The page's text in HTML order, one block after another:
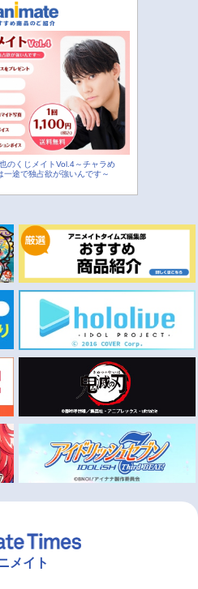
のくじメイトVol.4～チャラめ
一途で独占欲が強いんです～
メイト